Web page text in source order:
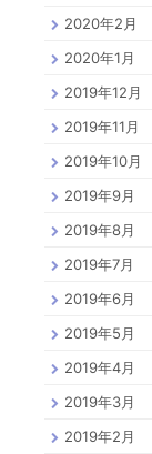
2020年2月
2020年1月
2019年12月
2019年11月
2019年10月
2019年9月
2019年8月
2019年7月
2019年6月
2019年5月
2019年4月
2019年3月
2019年2月